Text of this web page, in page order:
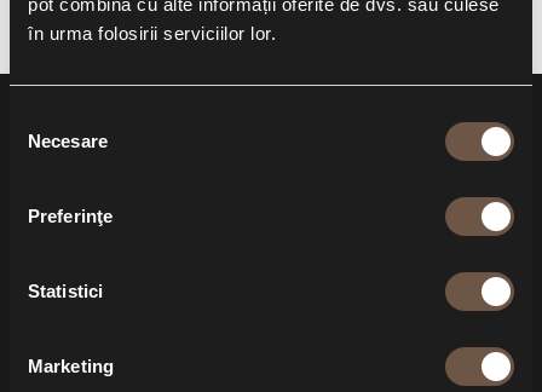
pot combina cu alte informații oferite de dvs. sau culese
în urma folosirii serviciilor lor.
consimțământului
Necesare
Preferinţe
Statistici
Marketing